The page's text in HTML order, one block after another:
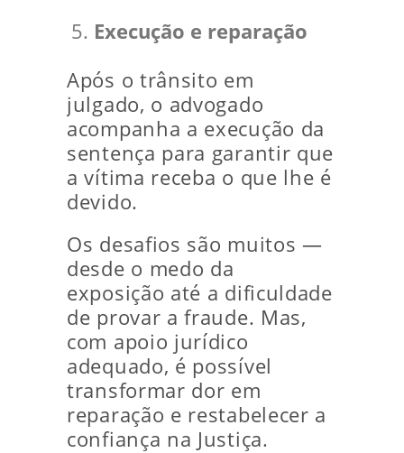
Execução e reparação
Após o trânsito em
julgado, o advogado
acompanha a execução da
sentença para garantir que
a vítima receba o que lhe é
devido.
Os desafios são muitos —
desde o medo da
exposição até a dificuldade
de provar a fraude. Mas,
com apoio jurídico
adequado, é possível
transformar dor em
reparação e restabelecer a
confiança na Justiça.